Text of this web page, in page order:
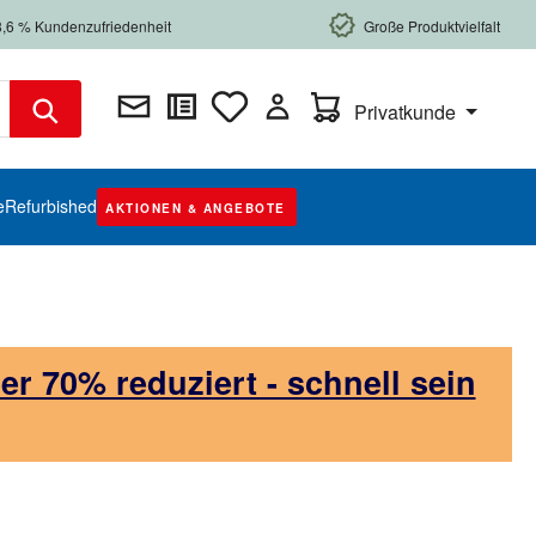
% Kundenzufriedenheit Große Produktvielfalt
Warenkorb enthält 0
Privatkunde
Refurbished AKTIONEN & ANGEBOTE
70% reduziert - schnell sein